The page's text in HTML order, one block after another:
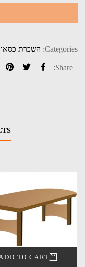
Categories: השכרת
Share:
ADD TO CART